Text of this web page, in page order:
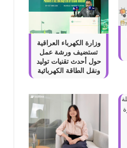
وزارة الكهرباء العراقية
تستضيف ورشة عمل
حول أحدث تقنيات توليد
ونقل الطاقة الكهربائية